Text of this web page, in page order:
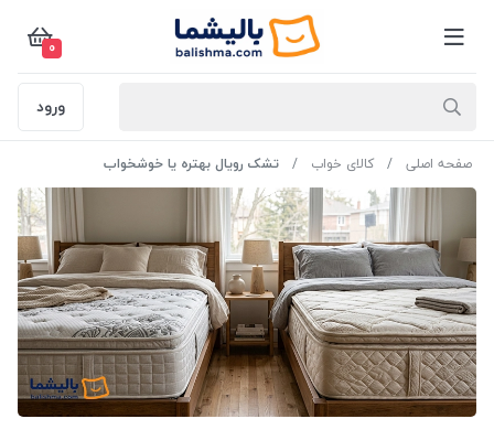
0
ورود
صفحه اصلی کالای خواب تشک رویال بهتره یا خوشخواب